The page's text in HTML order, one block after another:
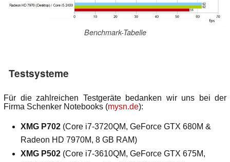
Benchmark-Tabelle
Testsysteme
Für die zahlreichen Testgeräte bedanken wir uns bei der
Firma Schenker Notebooks (mysn.de):
XMG P702 (Core i7-3720QM, GeForce GTX 680M &
Radeon HD 7970M, 8 GB RAM)
XMG P502 (Core i7-3610QM, GeForce GTX 675M,